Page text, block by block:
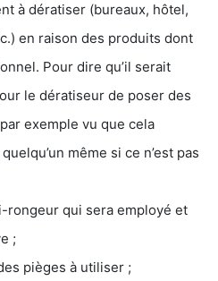
à dératiser (bureaux, hôtel,
en raison des produits dont
Pour dire qu’il serait
le dératiseur de poser des
exemple vu que cela
même si ce n’est pas
rongeur qui sera employé et
;
pièges à utiliser ;